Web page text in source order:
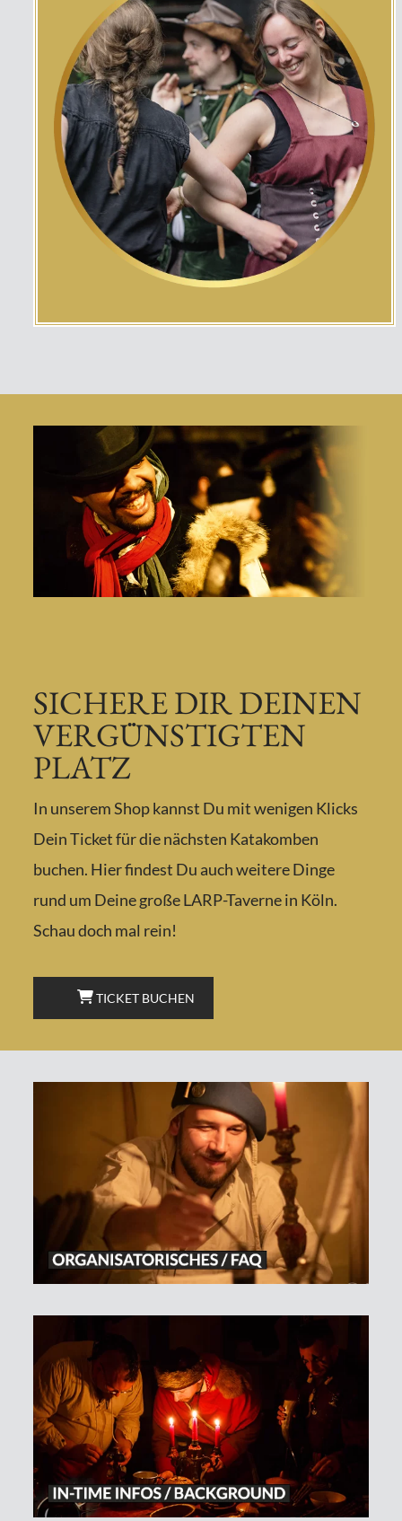
SICHERE DIR DEINEN
VERGÜNSTIGTEN
PLATZ
In unserem Shop kannst Du mit wenigen Klicks
Dein Ticket für die nächsten Katakomben
buchen. Hier findest Du auch weitere Dinge
rund um Deine große LARP-Taverne in Köln.
Schau doch mal rein!
TICKET BUCHEN